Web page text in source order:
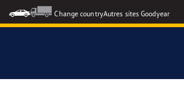
Change countryAutres sites Goodyear